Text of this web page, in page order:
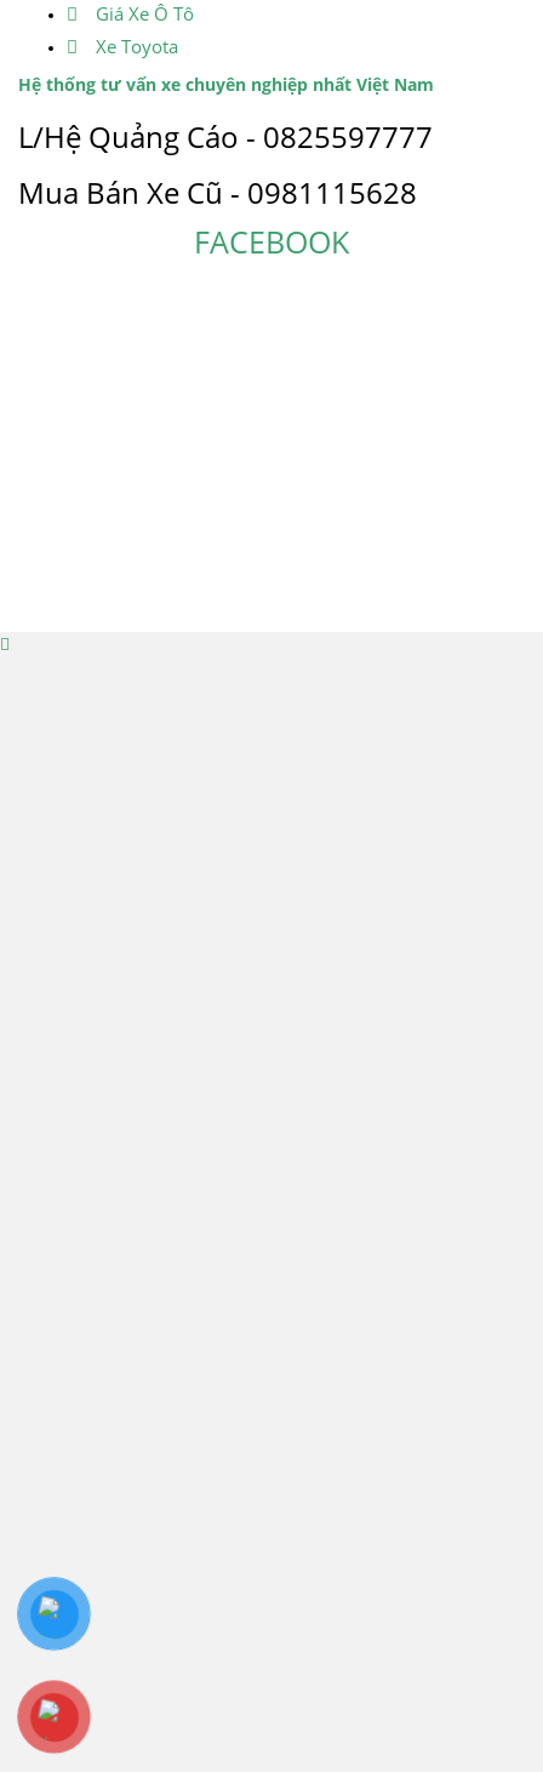
Giá Xe Ô Tô
Xe Toyota
Hệ thống tư vấn xe chuyên nghiệp nhất Việt Nam
L/Hệ Quảng Cáo - 0825597777
Mua Bán Xe Cũ - 0981115628
FACEBOOK